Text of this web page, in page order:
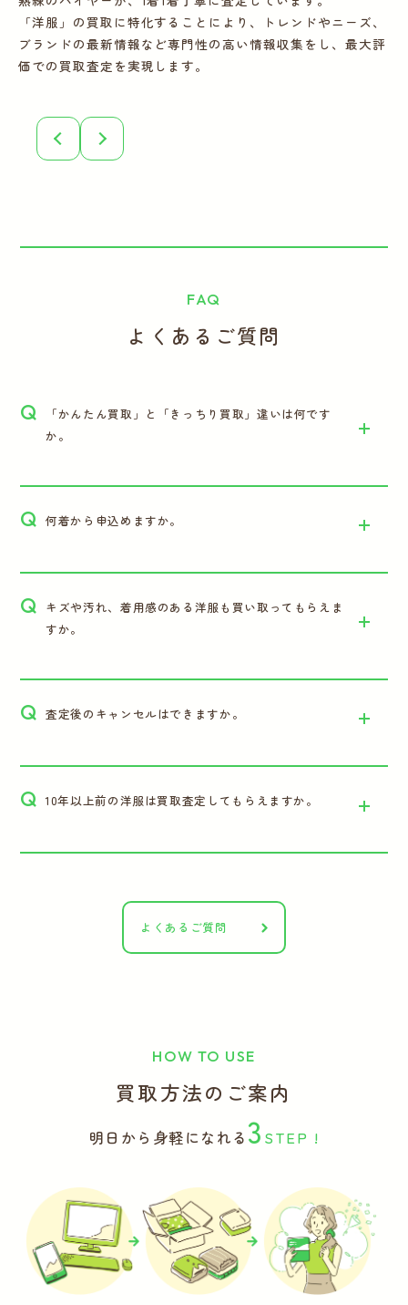
「洋服」の買取に特化することにより、トレンドやニーズ、
ブランドの最新情報など専門性の高い情報収集をし、最大評
価での買取査定を実現します。
FAQ
よくあるご質問
Q
「かんたん買取」と「きっちり買取」違いは何です
か。
Q 何着から申込めますか。
Q キズや汚れ、着用感のある洋服も買い取ってもらえま
すか。
Q 査定後のキャンセルはできますか。
Q 10年以上前の洋服は買取査定してもらえますか。
よくあるご質問
HOW TO USE
買取方法のご案内
明日から身軽になれる 3 STEP !